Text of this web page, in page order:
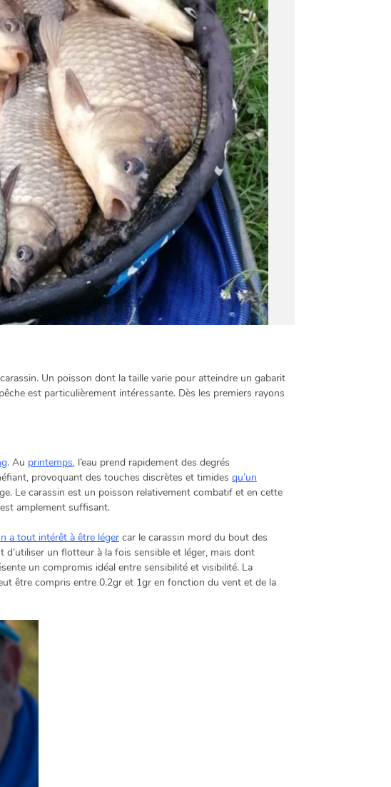
Un poisson dont la taille varie pour atteindre un gabarit
est particulièrement intéressante. Dès les premiers rayons
. Au printemps, l’eau prend rapidement des degrés
provoquant des touches discrètes et timides qu’un
Le carassin est un poisson relativement combatif et en cette
est amplement suffisant.
a tout intérêt à être léger car le carassin mord du bout des
un flotteur à la fois sensible et léger, mais dont
un compromis idéal entre sensibilité et visibilité. La
être compris entre 0.2gr et 1gr en fonction du vent et de la